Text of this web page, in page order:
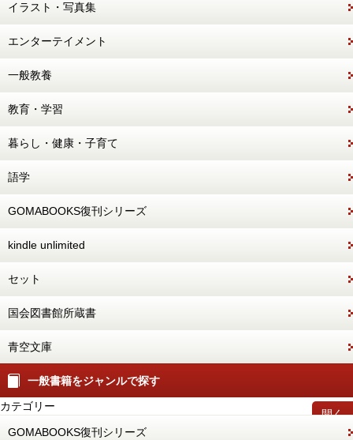
イラスト・写真集
エンターテイメント
一般教養
教育・学習
暮らし・健康・子育て
語学
GOMABOOKS復刊シリーズ
kindle unlimited
セット
国会図書館所蔵書
青空文庫
一般書籍をジャンルで探す
開く
カテゴリー
GOMABOOKS復刊シリーズ